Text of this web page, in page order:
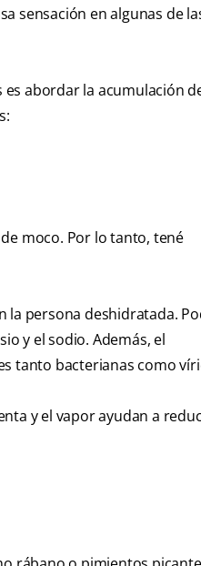
sensación en algunas de
es abordar la acumulación
moco. Por lo tanto, tené
la persona deshidratada.
y el sodio. Además, el
tanto bacterianas como
y el vapor ayudan a